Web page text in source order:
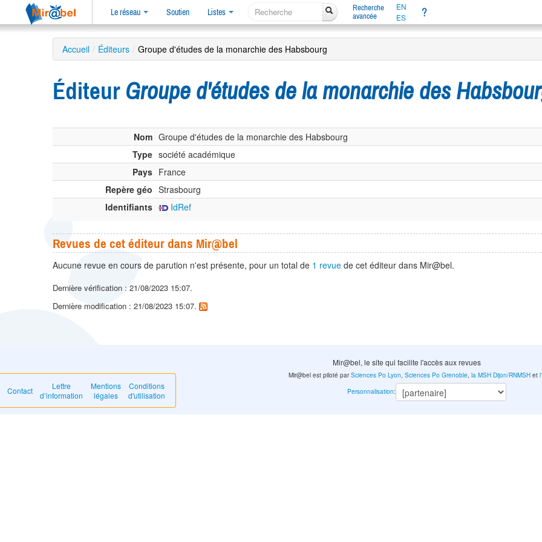
Le réseau Soutien Listes
Recherche
avancée
EN
ES
?
Accueil / Éditeurs / Groupe d'études de la monarchie des Habsbourg
Éditeur Groupe d'études de la monarchie des
Nom Groupe d'études de la monarchie des Habsbourg
Type société académique
Pays France
Repère géo Strasbourg
Identifiants
IdRef
Revues de cet éditeur dans Mir@bel
Aucune revue en cours de parution n'est présente, pour un total de 1 revue de cet éditeur dans Mir@bel.
Dernière vérification : 21/08/2023 15:07.
Dernière modification : 21/08/2023 15:07.
Mir@bel, le site qui facilite l'accès aux revues
Contact
Lettre
d’information
Mentions
légales
Conditions
d'utilisation
Mir@bel est piloté parSciences Po Lyon,Sciences Po Grenoble,la MSH Dijon/RNMSH et
Personnalisation: